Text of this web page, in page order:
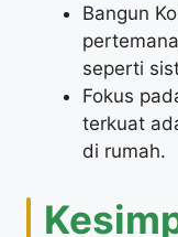
Bangun
seperti
Fokus
terkuat
di rumah.